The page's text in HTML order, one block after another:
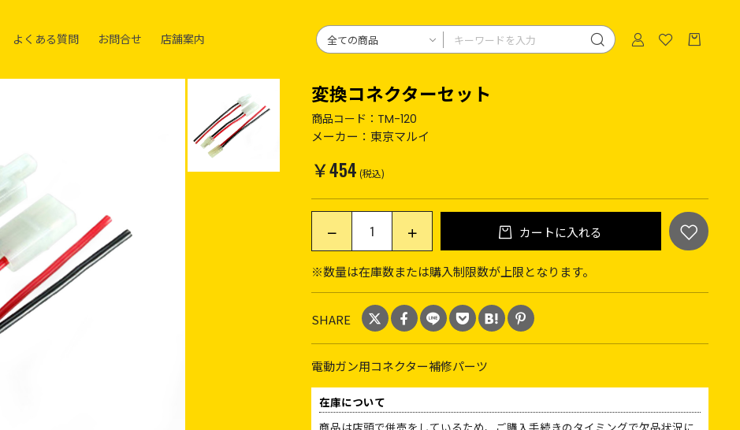
よくある質問 お問合せ 店舗案内
変換コネクターセット
商品コード： TM-120
メーカー： 東京マルイ
￥454 (税込)
カートに入れる
※数量は在庫数または購入制限数が上限となります。
SHARE
電動ガン用コネクター補修パーツ
在庫について
商品は店頭で併売をしているため、ご購入手続きのタイミングで欠品状況に